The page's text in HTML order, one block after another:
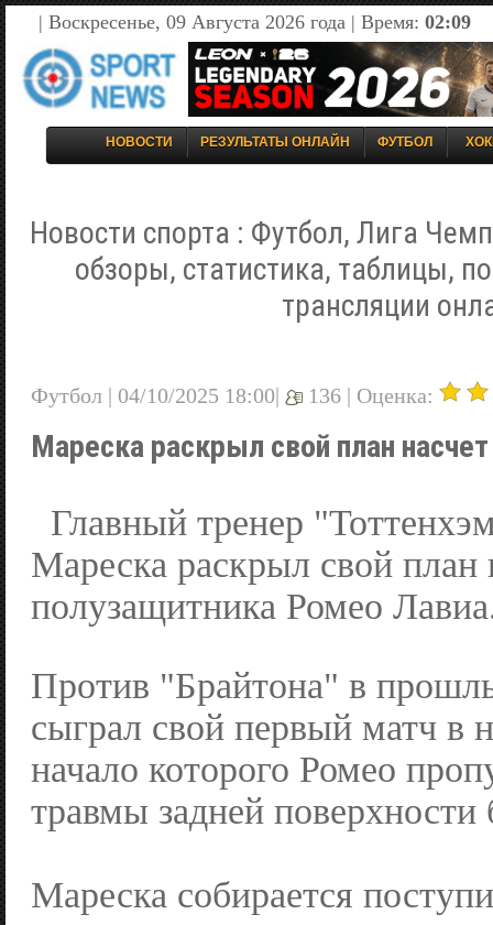
| Воскресенье, 09 Августа 2026 года | Время: 02:09
НОВОСТИ РЕЗУЛЬТАТЫ ОНЛАЙН ФУТБОЛ
Новости спорта : Футбол, Лига
обзоры, статистика, таблицы,
трансляции
Футбол | 04/10/2025 18:00| 136 | Оценка:
Мареска раскрыл свой план
Главный тренер
Мареска раскрыл свой
полузащитника Ромео
Против "Брайтона" в
сыграл свой первый матч в
начало которого Ромео
травмы задней поверхности
Мареска собирается